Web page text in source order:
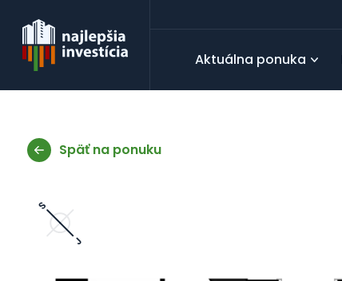
Aktuálna ponuka
Späť na ponuku